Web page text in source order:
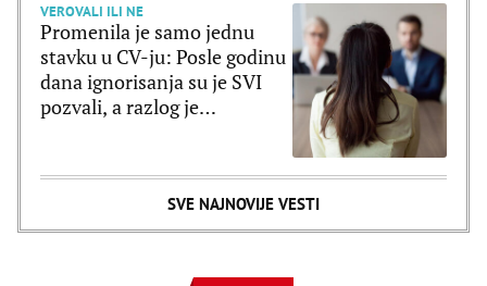
VEROVALI ILI NE
Promenila je samo jednu
stavku u CV-ju: Posle godinu
dana ignorisanja su je SVI
pozvali, a razlog je
SVE NAJNOVIJE VESTI